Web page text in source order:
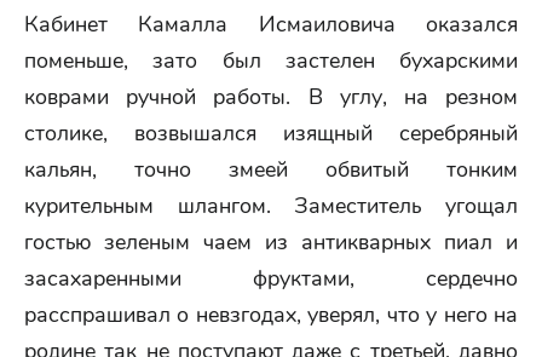
Кабинет Камалла Исмаиловича оказался
поменьше, зато был застелен бухарскими
коврами ручной работы. В углу, на резном
столике, возвышался изящный серебряный
кальян, точно змеей обвитый тонким
курительным шлангом. Заместитель угощал
гостью зеленым чаем из антикварных пиал и
засахаренными фруктами, сердечно
расспрашивал о невзгодах, уверял, что у него на
родине так не поступают даже с третьей, давно